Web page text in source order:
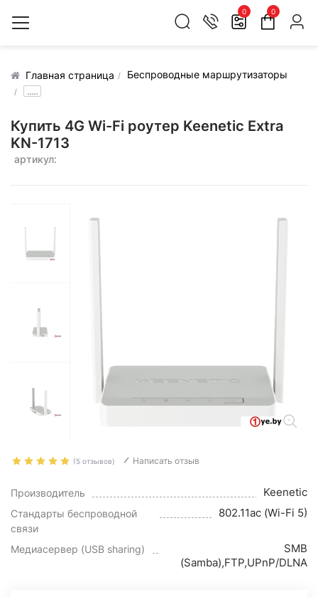
0 0
Главная страница
Беспроводные маршрутизаторы
.....
Купить 4G Wi-Fi роутер Keenetic Extra
KN-1713
артикул:
(5 отзывов) Написать отзыв
Производитель Keenetic
Стандарты беспроводной
связи
802.11ac (Wi-Fi 5)
Медиасервер (USB sharing)
SMB
(Samba),FTP,UPnP/DLNA